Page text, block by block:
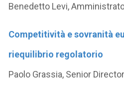
Benedetto Levi,
Competitività e sovranità
riequilibrio regolatorio
Paolo Grassia, Senior